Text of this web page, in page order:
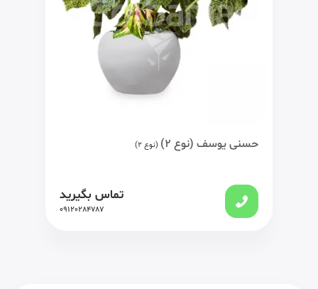
حسنی یوسف (نوع 2) (نوع 2)
تماس بگیرید
09120284787